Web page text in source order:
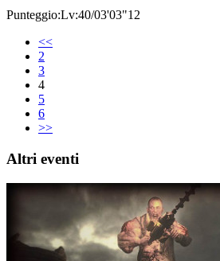
Punteggio:Lv:40/03'03"12
<<
2
3
4
5
6
>>
Altri eventi